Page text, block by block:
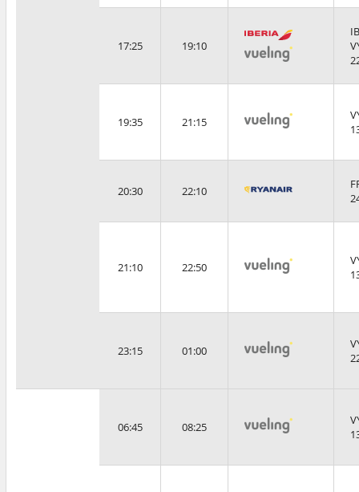
17:25 19:10
19:35 21:15
20:30 22:10
21:10 22:50
23:15 01:00
06:45 08:25